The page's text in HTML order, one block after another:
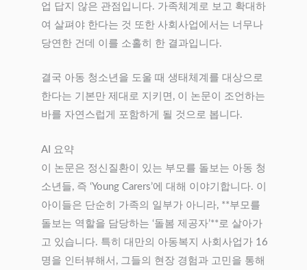
업 답지 않은 관점입니다. 가족체계로 보고 확대하
여 살펴야 한다는 것 또한 사회사업에서는 너무나
당연한 건데 이를 소홀히 한 결과입니다.
결국 아동 청소년을 도울 때 생태체계를 대상으로
한다는 기본만 제대로 지키면, 이 논문이 조언하는
바를 자연스럽게 포함하게 될 것으로 봅니다.
AI 요약
이 논문은 정신질환이 있는 부모를 돌보는 아동 청
소년들, 즉 ‘Young Carers’에 대해 이야기합니다. 이
아이들은 단순히 가족의 일부가 아니라, **부모를
돌보는 역할을 담당하는 ‘돌봄 제공자’**로 살아가
고 있습니다. 특히 대만의 아동복지 사회사업가 16
명을 인터뷰해서, 그들의 현장 경험과 고민을 통해